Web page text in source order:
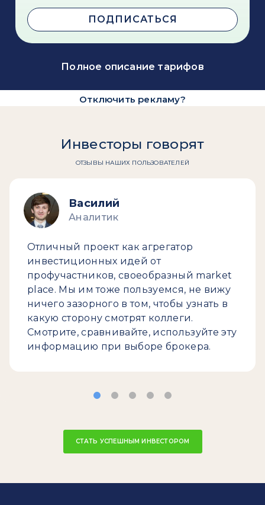
ПОДПИСАТЬСЯ
Полное описание тарифов
Отключить рекламу?
Инвесторы говорят
ОТЗЫВЫ НАШИХ ПОЛЬЗОВАТЕЛЕЙ
Василий
Аналитик
Отличный проект как агрегатор
инвестиционных идей от
профучастников, своеобразный market
place. Мы им тоже пользуемся, не вижу
ничего зазорного в том, чтобы узнать в
какую сторону смотрят коллеги.
Смотрите, сравнивайте, используйте эту
информацию при выборе брокера.
СТАТЬ УСПЕШНЫМ ИНВЕСТОРОМ